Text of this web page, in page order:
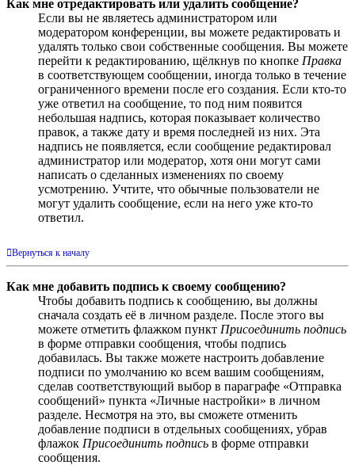
Как мне отредактировать или удалить сообщение?
Если вы не являетесь администратором или
модератором конференции, вы можете редактировать и
удалять только свои собственные сообщения. Вы можете
перейти к редактированию, щёлкнув по кнопке Правка
в соответствующем сообщении, иногда только в течение
ограниченного времени после его создания. Если кто-то
уже ответил на сообщение, то под ним появится
небольшая надпись, которая показывает количество
правок, а также дату и время последней из них. Эта
надпись не появляется, если сообщение редактировал
администратор или модератор, хотя они могут сами
написать о сделанных изменениях по своему
усмотрению. Учтите, что обычные пользователи не
могут удалить сообщение, если на него уже кто-то
ответил.
Вернуться к началу
Как мне добавить подпись к своему сообщению?
Чтобы добавить подпись к сообщению, вы должны
сначала создать её в личном разделе. После этого вы
можете отметить флажком пункт Присоединить подпись
в форме отправки сообщения, чтобы подпись
добавилась. Вы также можете настроить добавление
подписи по умолчанию ко всем вашим сообщениям,
сделав соответствующий выбор в параграфе «Отправка
сообщений» пункта «Личные настройки» в личном
разделе. Несмотря на это, вы сможете отменить
добавление подписи в отдельных сообщениях, убрав
флажок Присоединить подпись в форме отправки
сообщения.